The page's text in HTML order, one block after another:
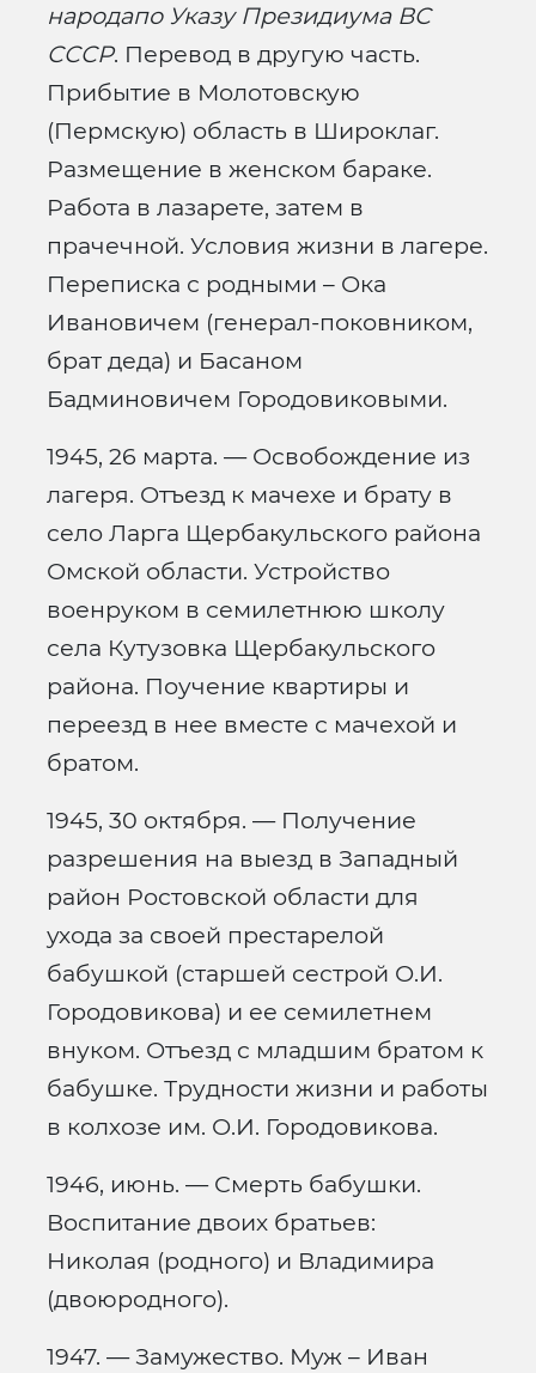
народапо Указу Президиума ВС
СССР. Перевод в другую часть.
Прибытие в Молотовскую
(Пермскую) область в Широклаг.
Размещение в женском бараке.
Работа в лазарете, затем в
прачечной. Условия жизни в лагере.
Переписка с родными – Ока
Ивановичем (генерал-поковником,
брат деда) и Басаном
Бадминовичем Городовиковыми.
1945, 26 марта. — Освобождение из
лагеря. Отъезд к мачехе и брату в
село Ларга Щербакульского района
Омской области. Устройство
военруком в семилетнюю школу
села Кутузовка Щербакульского
района. Поучение квартиры и
переезд в нее вместе с мачехой и
братом.
1945, 30 октября. — Получение
разрешения на выезд в Западный
район Ростовской области для
ухода за своей престарелой
бабушкой (старшей сестрой О.И.
Городовикова) и ее семилетнем
внуком. Отъезд с младшим братом к
бабушке. Трудности жизни и работы
в колхозе им. О.И. Городовикова.
1946, июнь. — Смерть бабушки.
Воспитание двоих братьев:
Николая (родного) и Владимира
(двоюродного).
1947. — Замужество. Муж – Иван